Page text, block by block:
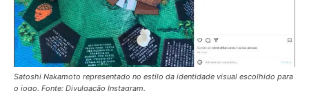
Satoshi Nakamoto representado no estilo da identidade visual escolhido para
o jogo. Fonte: Divulgação Instagram.